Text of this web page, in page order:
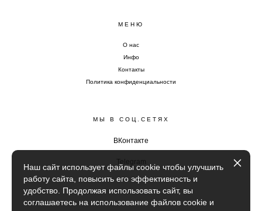
МЕНЮ
О нас
Инфо
Контакты
Политика конфиденциальности
МЫ В СОЦ.СЕТЯХ
ВКонтакте
Telegram
Наш сайт использует файлы cookie чтобы улучшить
работу сайта, повысить его эффективность и
удобство. Продолжая использовать сайт, вы
соглашаетесь на использование файлов cookie и